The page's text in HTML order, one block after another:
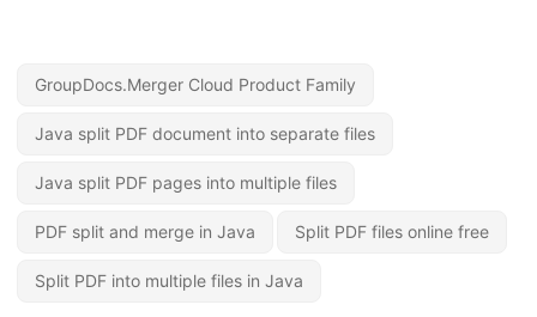
GroupDocs.Merger Cloud Product Family
Java split PDF document into separate files
Java split PDF pages into multiple files
PDF split and merge in Java Split PDF files online free
Split PDF into multiple files in Java